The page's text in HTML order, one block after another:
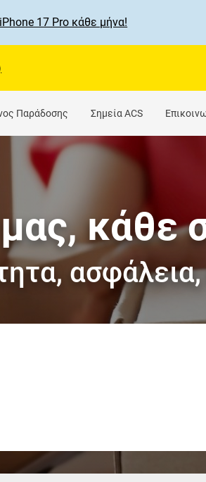
17 Pro κάθε μήνα!
Παράδοσης Σημεία ACS
κάθε
ασφάλεια,